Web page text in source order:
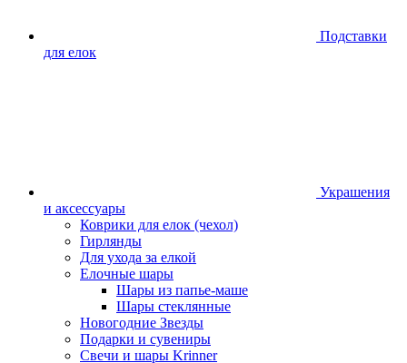
Подставки
для елок
Украшения
и аксессуары
Коврики для елок (чехол)
Гирлянды
Для ухода за елкой
Елочные шары
Шары из папье-маше
Шары стеклянные
Новогодние Звезды
Подарки и сувениры
Свечи и шары Krinner